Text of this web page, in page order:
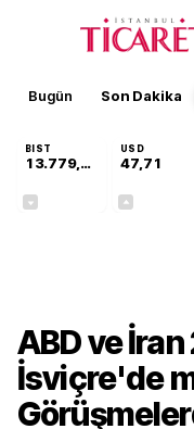
Bugün Son Dakika
BIST
13.779,39
USD
47,71
ABD ve
İsviçre'de